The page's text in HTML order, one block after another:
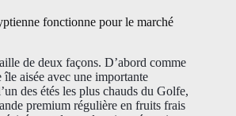
fonctionne pour le marché
de deux façons. D’abord comme
île aisée avec une importante
des étés les plus chauds du Golfe,
premium régulière en fruits frais